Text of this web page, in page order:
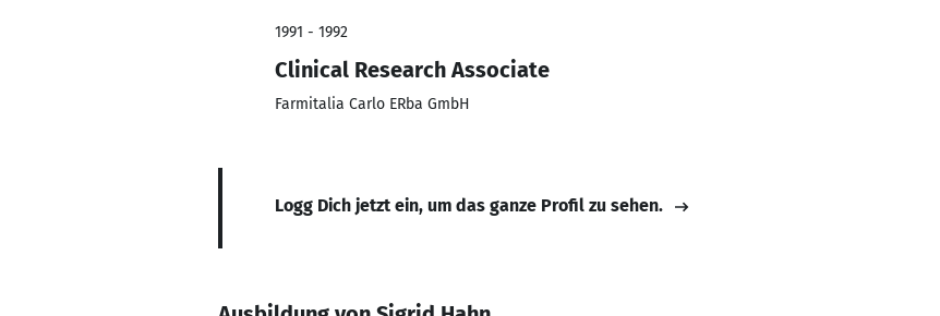
1991 - 1992
Clinical Research Associate
Farmitalia Carlo ERba GmbH
Logg Dich jetzt ein, um das ganze Profil zu sehen.